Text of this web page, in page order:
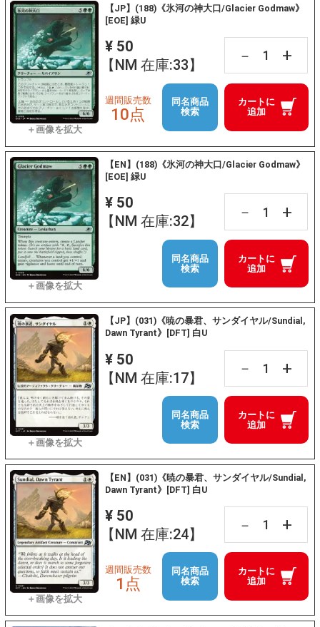
【JP】(188)《氷河の神大口/Glacier Godmaw》
[EOE] 緑U
¥ 50
【NM 在庫:33】
－ +
カートに
追加
週間販売数
10点
同名商品
検索
【EN】(188)《氷河の神大口/Glacier Godmaw》
[EOE] 緑U
¥ 50
【NM 在庫:32】
－ +
カートに
追加
同名商品
検索
【JP】(031)《暁の暴君、サンダイヤル/Sundial,
Dawn Tyrant》[DFT] 白U
¥ 50
【NM 在庫:17】
－ +
カートに
追加
同名商品
検索
【EN】(031)《暁の暴君、サンダイヤル/Sundial,
Dawn Tyrant》[DFT] 白U
¥ 50
【NM 在庫:24】
－ +
カートに
追加
週間販売数
1点
同名商品
検索